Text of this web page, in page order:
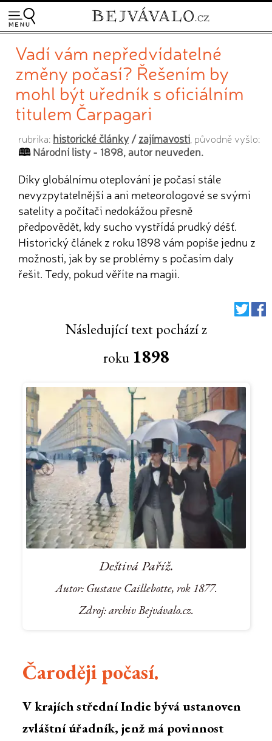
Vadí vám nepředvídatelné
změny počasí? Řešením by
mohl být uředník s oficiálním
titulem Čarpagari
rubrika: historické články/zajímavosti , původně vyšlo:
Národní listy - 1898, autor neuveden.
Díky globálnímu oteplování je počasí stále
nevyzpytatelnější a ani meteorologové se svými
satelity a počítači nedokážou přesně
předpovědět, kdy sucho vystřídá prudký déšť.
Historický článek z roku 1898 vám popíše jednu z
možností, jak by se problémy s počasím daly
řešit. Tedy, pokud věříte na magii.
Následující text pochází z
roku 1898
Deštivá Paříž.
Autor: Gustave Caillebotte, rok 1877.
Zdroj: archiv Bejvávalo.cz.
Čaroději počasí.
V krajích střední Indie bývá ustanoven
zvláštní úřadník, jenž má povinnost